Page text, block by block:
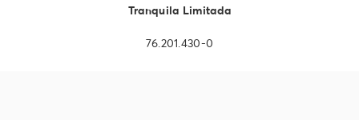
Tranquila Limitada
76.201.430-0